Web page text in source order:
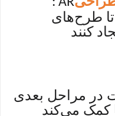
طرح‌های
کنند
در مراحل بعدی
کمک می‌کند